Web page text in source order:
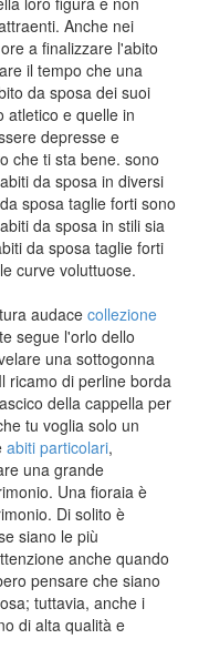
Anche nei
a finalizzare l'abito
il tempo che una
da sposa dei suoi
atletico e quelle in
depresse e
che ti sta bene. sono
da sposa in diversi
sposa taglie forti sono
da sposa in stili sia
da sposa taglie forti
curve voluttuose.
audace collezione
segue l'orlo dello
una sottogonna
ricamo di perline borda
della cappella per
tu voglia solo un
abiti particolari,
una grande
Una fioraia è
Di solito è
siano le più
anche quando
pensare che siano
tuttavia, anche i
di alta qualità e